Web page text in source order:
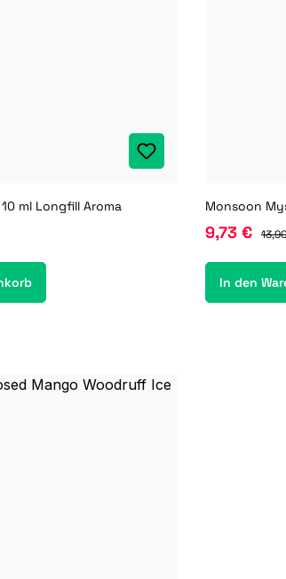
ml Longfill Aroma Monsoon
9,73 €
In den